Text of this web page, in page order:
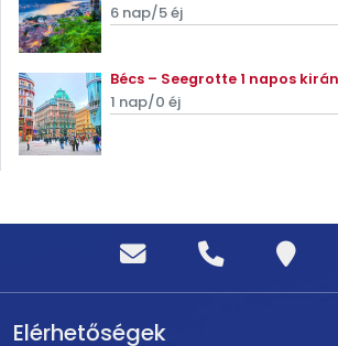
6 nap/5 éj
Bécs – Seegrotte 1 napos
1 nap/0 éj
Elérhetőségek